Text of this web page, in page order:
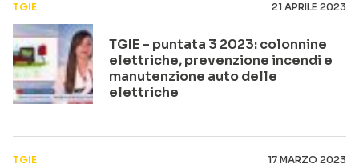
TGIE 21 APRILE 2023
TGIE – puntata 3 2023: colonnine
elettriche, prevenzione incendi e
manutenzione auto delle
elettriche
TGIE 17 MARZO 2023